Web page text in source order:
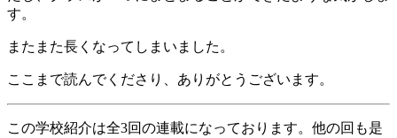
す。
またまた長くなってしまいました。
ここまで読んでくださり、ありがとうございます。
この学校紹介は全3回の連載になっております。他の回も是